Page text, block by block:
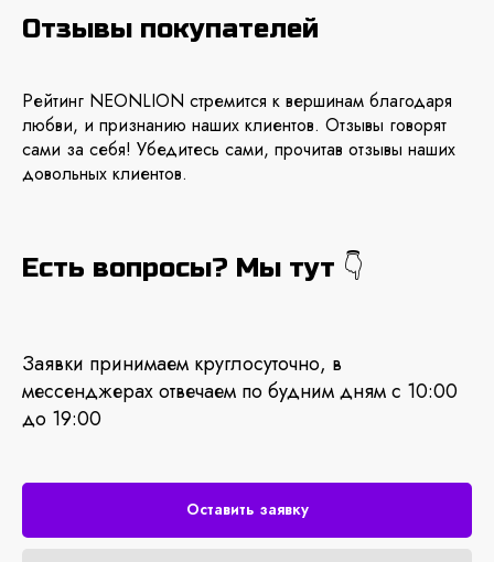
Отзывы покупателей
Рейтинг NEONLION стремится к вершинам благодаря
любви, и признанию наших клиентов. Отзывы говорят
сами за себя! Убедитесь сами, прочитав отзывы наших
довольных клиентов.
Есть вопросы? Мы тут 👇
Заявки принимаем круглосуточно, в
мессенджерах отвечаем по будним дням с 10:00
до 19:00
Оставить заявку